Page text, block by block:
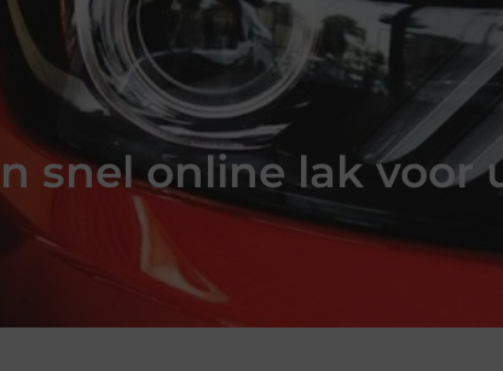
snel online lak voor